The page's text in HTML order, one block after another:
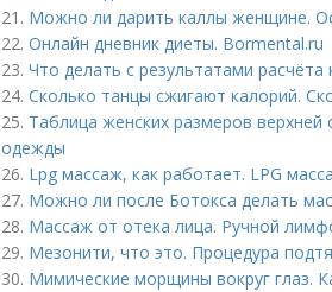
21. Можно ли дарить каллы женщине.
22. Онлайн дневник диеты. Bormental.ru
23. Что делать с результатами расчёта
24. Сколько танцы сжигают калорий.
25. Таблица женских размеров
одежды
26. Lpg массаж, как работает. LPG
27. Можно ли после Ботокса делать
28. Массаж от отека лица. Ручной
29. Мезонити, что это. Процедура
30. Мимические морщины вокруг глаз.